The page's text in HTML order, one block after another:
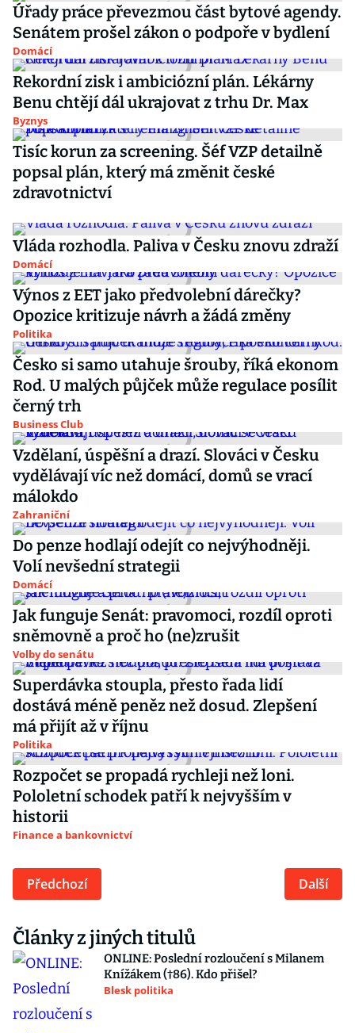
Úřady práce převezmou část bytové agendy.
Senátem prošel zákon o podpoře v bydlení
Domácí
Rekordní zisk i ambiciózní plán. Lékárny
Benu chtějí dál ukrajovat z trhu Dr. Max
Byznys
Tisíc korun za screening. Šéf VZP detailně
popsal plán, který má změnit české
zdravotnictví
Vláda rozhodla. Paliva v Česku znovu zdraží
Domácí
Výnos z EET jako předvolební dárečky?
Opozice kritizuje návrh a žádá změny
Politika
Česko si samo utahuje šrouby, říká ekonom
Rod. U malých půjček může regulace posílit
černý trh
Business Club
Vzdělaní, úspěšní a drazí. Slováci v Česku
vydělávají víc než domácí, domů se vrací
málokdo
Zahraniční
Do penze hodlají odejít co nejvýhodněji.
Volí nevšední strategii
Domácí
Jak funguje Senát: pravomoci, rozdíl oproti
sněmovně a proč ho (ne)zrušit
Volby do senátu
Superdávka stoupla, přesto řada lidí
dostává méně peněz než dosud. Zlepšení
má přijít až v říjnu
Politika
Rozpočet se propadá rychleji než loni.
Pololetní schodek patří k nejvyšším v
historii
Finance a bankovnictví
Předchozí Další
Články z jiných titulů
ONLINE: Poslední rozloučení s Milanem
Knížákem (†86). Kdo přišel?
Blesk politika